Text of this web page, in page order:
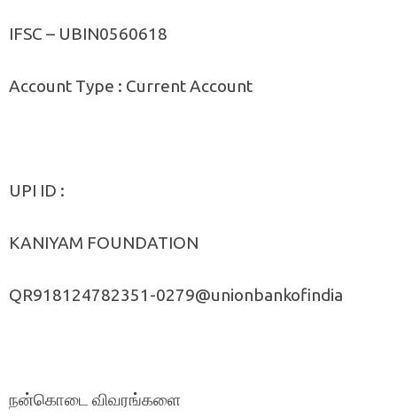
IFSC – UBIN0560618
Account Type : Current Account
UPI ID :
KANIYAM FOUNDATION
QR918124782351-0279@unionbankofindia
நன்கொடை விவரங்களை